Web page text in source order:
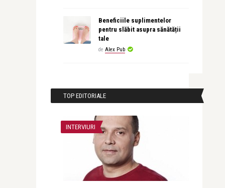
Beneficiile suplimentelor
pentru slăbit asupra sănătății
tale
de Alex Pub
TOP EDITORIALE
INTERVIURI